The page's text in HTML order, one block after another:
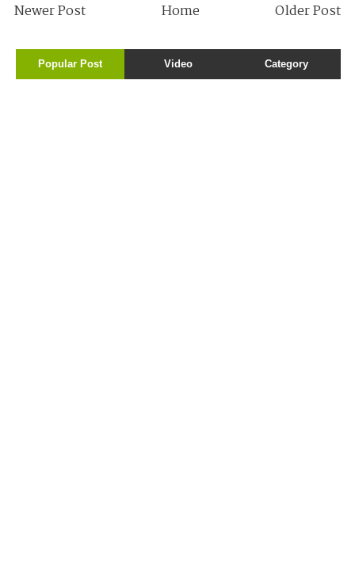
Newer Post Older Post
Home
Popular Post Video Category